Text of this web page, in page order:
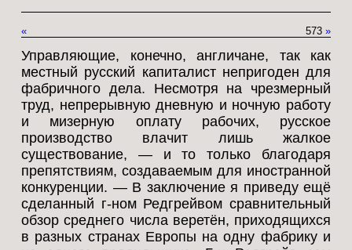
« »
573
Управляющие, конечно, англичане, так как
местный русский капиталист непригоден для
фабричного дела. Несмотря на чрезмерный
труд, непрерывную дневную и ночную работу
и мизерную оплату рабочих, русское
производство влачит лишь жалкое
существование, — и то только благодаря
препятствиям, создаваемым для иностранной
конкуренции. — В заключение я приведу ещё
сделанный г-ном Редгрейвом сравнительный
обзор среднего числа веретён, приходящихся
в разных странах Европы на одну фабрику и